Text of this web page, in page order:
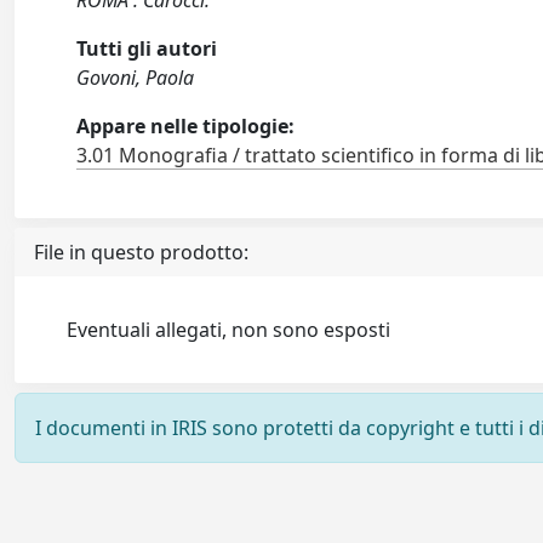
Tutti gli autori
Govoni, Paola
Appare nelle tipologie:
3.01 Monografia / trattato scientifico in forma di
File in questo prodotto:
Eventuali allegati, non sono esposti
I documenti in IRIS sono protetti da copyright e tutti i